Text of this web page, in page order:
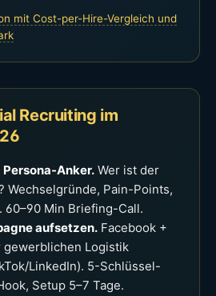
mit Cost-per-Hire-Vergleich und
Recruiting im
Anker. Wer ist der
Wechselgründe, Pain-Points,
60–90 Min Briefing-Call.
aufsetzen. Facebook +
gewerblichen Logistik
LinkedIn). 5-Schlüssel-
Setup 5–7 Tage.